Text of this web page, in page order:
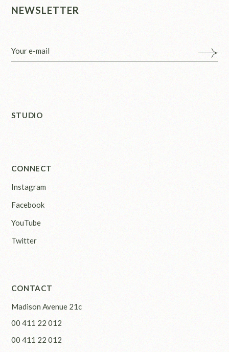
NEWSLETTER
STUDIO
CONNECT
Instagram
Facebook
YouTube
Twitter
CONTACT
Madison Avenue 21c
00 411 22 012
00 411 22 012